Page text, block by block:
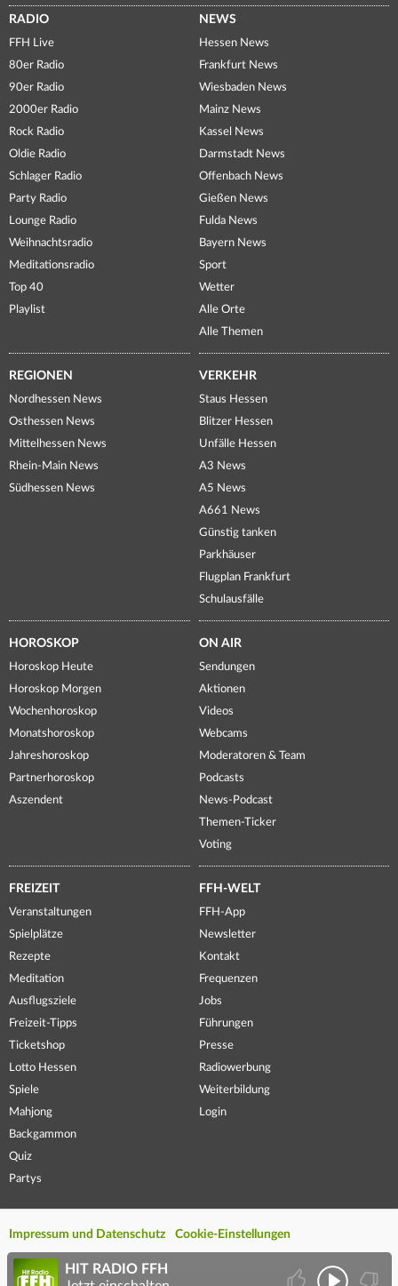
RADIO
FFH Live
80er Radio
90er Radio
2000er Radio
Rock Radio
Oldie Radio
Schlager Radio
Party Radio
Lounge Radio
Weihnachtsradio
Meditationsradio
Top 40
Playlist
NEWS
Hessen News
Frankfurt News
Wiesbaden News
Mainz News
Kassel News
Darmstadt News
Offenbach News
Gießen News
Fulda News
Bayern News
Sport
Wetter
Alle Orte
Alle Themen
REGIONEN
Nordhessen News
Osthessen News
Mittelhessen News
Rhein-Main News
Südhessen News
VERKEHR
Staus Hessen
Blitzer Hessen
Unfälle Hessen
A3 News
A5 News
A661 News
Günstig tanken
Parkhäuser
Flugplan Frankfurt
Schulausfälle
HOROSKOP
Horoskop Heute
Horoskop Morgen
Wochenhoroskop
Monatshoroskop
Jahreshoroskop
Partnerhoroskop
Aszendent
ON AIR
Sendungen
Aktionen
Videos
Webcams
Moderatoren & Team
Podcasts
News-Podcast
Themen-Ticker
Voting
FREIZEIT
Veranstaltungen
Spielplätze
Rezepte
Meditation
Ausflugsziele
Freizeit-Tipps
Ticketshop
Lotto Hessen
Spiele
Mahjong
Backgammon
Quiz
Partys
FFH-WELT
FFH-App
Newsletter
Kontakt
Frequenzen
Jobs
Führungen
Presse
Radiowerbung
Weiterbildung
Login
Impressum und Datenschutz Cookie-Einstellungen
HIT RADIO FFH